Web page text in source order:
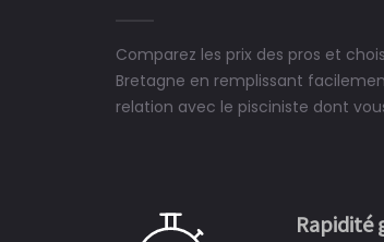
Comparez les prix des pros et
Bretagne en remplissant
relation avec le pisciniste dont
Rapidité
ne peut plus s'en passer.
Le rêve
construit